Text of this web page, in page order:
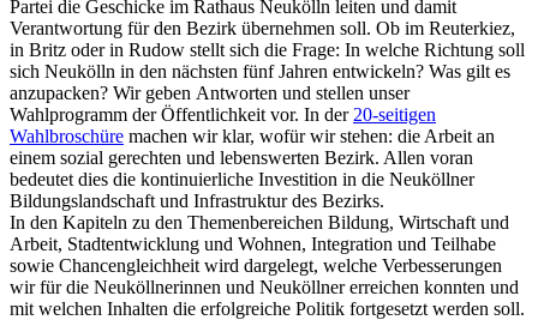
Partei die Geschicke im Rathaus Neukölln leiten und damit
Verantwortung für den Bezirk übernehmen soll. Ob im Reuterkiez,
in Britz oder in Rudow stellt sich die Frage: In welche Richtung soll
sich Neukölln in den nächsten fünf Jahren entwickeln? Was gilt es
anzupacken? Wir geben Antworten und stellen unser
Wahlprogramm der Öffentlichkeit vor. In der 20-seitigen
Wahlbroschüre machen wir klar, wofür wir stehen: die Arbeit an
einem sozial gerechten und lebenswerten Bezirk. Allen voran
bedeutet dies die kontinuierliche Investition in die Neuköllner
Bildungslandschaft und Infrastruktur des Bezirks.
In den Kapiteln zu den Themenbereichen Bildung, Wirtschaft und
Arbeit, Stadtentwicklung und Wohnen, Integration und Teilhabe
sowie Chancengleichheit wird dargelegt, welche Verbesserungen
wir für die Neuköllnerinnen und Neuköllner erreichen konnten und
mit welchen Inhalten die erfolgreiche Politik fortgesetzt werden soll.